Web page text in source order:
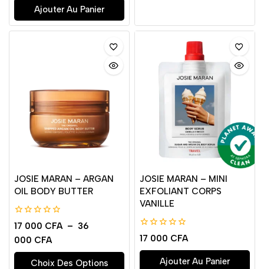
Ajouter Au Panier
JOSIE MARAN – ARGAN
OIL BODY BUTTER
0
de
5
17 000 CFA – 36
000 CFA
Choix Des Options
JOSIE MARAN – MINI
EXFOLIANT CORPS
VANILLE
0
de
5
17 000 CFA
Ajouter Au Panier